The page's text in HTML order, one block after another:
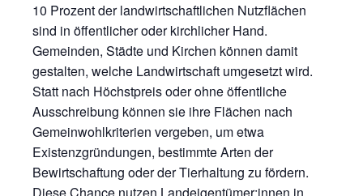
10 Prozent der landwirtschaftlichen Nutzflächen
sind in öffentlicher oder kirchlicher Hand.
Gemeinden, Städte und Kirchen können damit
gestalten, welche Landwirtschaft umgesetzt wird.
Statt nach Höchstpreis oder ohne öffentliche
Ausschreibung können sie ihre Flächen nach
Gemeinwohlkriterien vergeben, um etwa
Existenzgründungen, bestimmte Arten der
Bewirtschaftung oder der Tierhaltung zu fördern.